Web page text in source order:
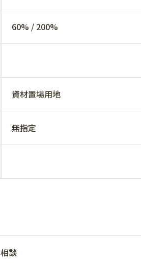
60% / 200%
資材置場用地
無指定
相談